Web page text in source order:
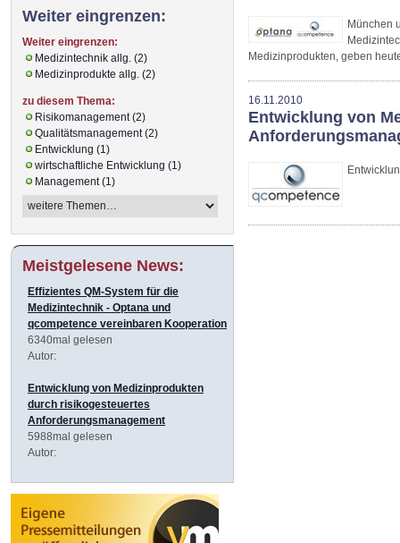
München
Medizinprodukten, geben
16.11.2010
Entwicklung von
Weiter eingrenzen:
Weiter eingrenzen:
Medizintechnik allg. (2)
Medizinprodukte allg. (2)
zu diesem Thema:
Risikomanagement (2)
Qualitätsmanagement (2)
Entwicklung (1)
wirtschaftliche Entwicklung (1)
Management (1)
Meistgelesene News:
Effizientes QM-System für die
Medizintechnik - Optana und
qcompetence vereinbaren Kooperation
6340mal gelesen
Autor:
Entwicklung von Medizinprodukten
durch risikogesteuertes
Anforderungsmanagement
5988mal gelesen
Autor: